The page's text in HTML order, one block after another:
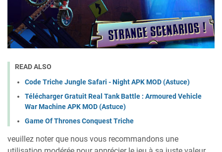
READ ALSO
Code Triche Jungle Safari - Night APK MOD (Astuce)
Télécharger Gratuit Real Tank Battle : Armoured Vehicle
War Machine APK MOD (Astuce)
Game Of Thrones Conquest Triche
veuillez noter que nous vous recommandons une